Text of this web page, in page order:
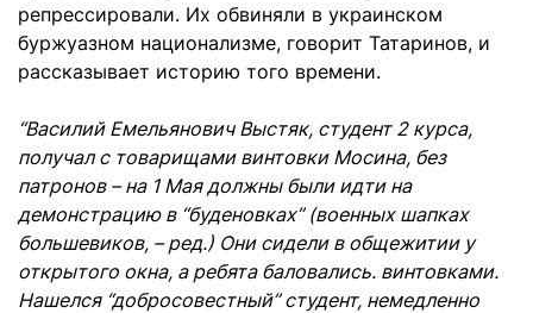
репрессировали. Их обвиняли в украинском
буржуазном национализме, говорит Татаринов, и
рассказывает историю того времени.
“Василий Емельянович Выстяк, студент 2 курса,
получал с товарищами винтовки Мосина, без
патронов – на 1 Мая должны были идти на
демонстрацию в “буденовках” (военных шапках
большевиков, – ред.) Они сидели в общежитии у
открытого окна, а ребята баловались. винтовками.
Нашелся “добросовестный” студент, немедленно